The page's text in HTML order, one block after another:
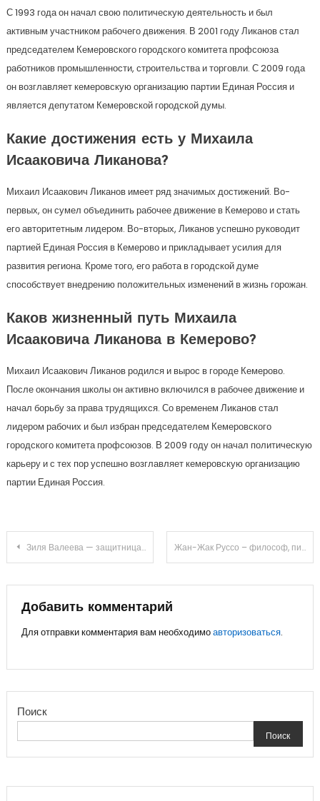
С 1993 года он начал свою политическую деятельность и был
активным участником рабочего движения. В 2001 году Ликанов стал
председателем Кемеровского городского комитета профсоюза
работников промышленности, строительства и торговли. С 2009 года
он возглавляет кемеровскую организацию партии Единая Россия и
является депутатом Кемеровской городской думы.
Какие достижения есть у Михаила
Исааковича Ликанова?
Михаил Исаакович Ликанов имеет ряд значимых достижений. Во-
первых, он сумел объединить рабочее движение в Кемерово и стать
его авторитетным лидером. Во-вторых, Ликанов успешно руководит
партией Единая Россия в Кемерово и прикладывает усилия для
развития региона. Кроме того, его работа в городской думе
способствует внедрению положительных изменений в жизнь горожан.
Каков жизненный путь Михаила
Исааковича Ликанова в Кемерово?
Михаил Исаакович Ликанов родился и вырос в городе Кемерово.
После окончания школы он активно включился в рабочее движение и
начал борьбу за права трудящихся. Со временем Ликанов стал
лидером рабочих и был избран председателем Кемеровского
городского комитета профсоюзов. В 2009 году он начал политическую
карьеру и с тех пор успешно возглавляет кемеровскую организацию
партии Единая Россия.
Навигация
записям
Зиля Валеева — защитница чести и свободы, достижения, интересные факты Жан-Жак Руссо – философ, писатель и политический мыслитель XVIII века, чьи идеи влияли на эпоху Просвещения — краткая биография и важнейшие достижения
Добавить комментарий
Для отправки комментария вам необходимоавторизоваться.
Поиск
Поиск